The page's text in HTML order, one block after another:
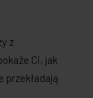
z
Ci, jak